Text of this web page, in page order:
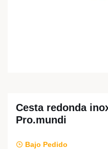
Cesta redonda
Pro.mundi
Bajo Pedido